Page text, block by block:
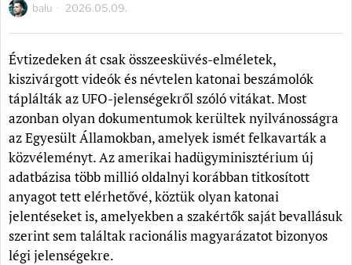
balu 2026.05.09.
Évtizedeken át csak összeesküvés-elméletek,
kiszivárgott videók és névtelen katonai beszámolók
táplálták az UFO-jelenségekről szóló vitákat. Most
azonban olyan dokumentumok kerültek nyilvánosságra
az Egyesült Államokban, amelyek ismét felkavarták a
közvéleményt. Az amerikai hadügyminisztérium új
adatbázisa több millió oldalnyi korábban titkosított
anyagot tett elérhetővé, köztük olyan katonai
jelentéseket is, amelyekben a szakértők saját bevallásuk
szerint sem találtak racionális magyarázatot bizonyos
légi jelenségekre.